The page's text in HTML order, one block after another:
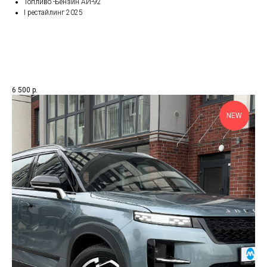
Топливо -Бензин АИ-92
I рестайлинг 2025
6 500 р.
NEW